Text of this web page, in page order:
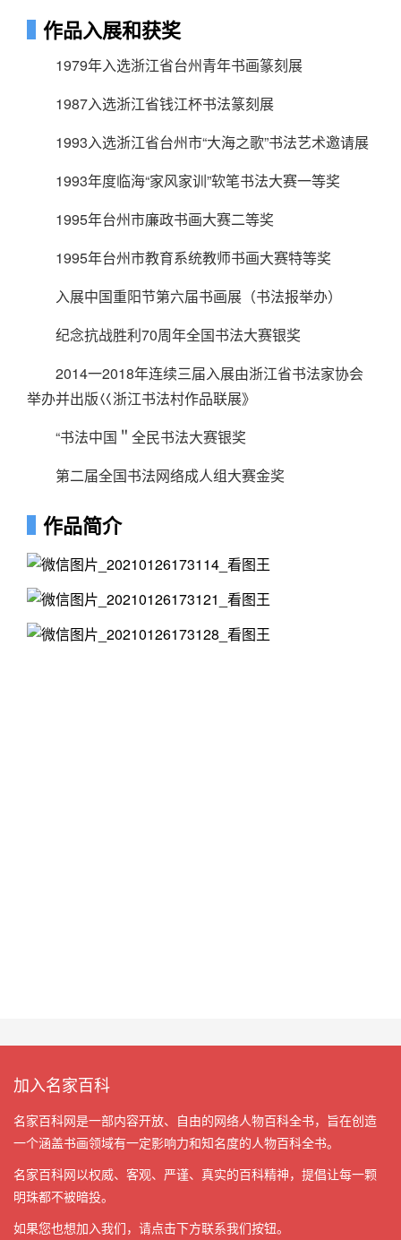
作品入展和获奖
1979年入选浙江省台州青年书画篆刻展
1987入选浙江省钱江杯书法篆刻展
1993入选浙江省台州市“大海之歌”书法艺术邀请展
1993年度临海“家风家训”软笔书法大赛一等奖
1995年台州市廉政书画大赛二等奖
1995年台州市教育系统教师书画大赛特等奖
入展中国重阳节第六届书画展（书法报举办）
纪念抗战胜利70周年全国书法大赛银奖
2014一2018年连续三届入展由浙江省书法家协会
举办并出版巜浙江书法村作品联展》
“书法中国＂全民书法大赛银奖
第二届全国书法网络成人组大赛金奖
作品简介
加入名家百科
名家百科网是一部内容开放、自由的网络人物百科全书，旨在创造
一个涵盖书画领域有一定影响力和知名度的人物百科全书。
名家百科网以权威、客观、严谨、真实的百科精神，提倡让每一颗
明珠都不被暗投。
如果您也想加入我们，请点击下方联系我们按钮。